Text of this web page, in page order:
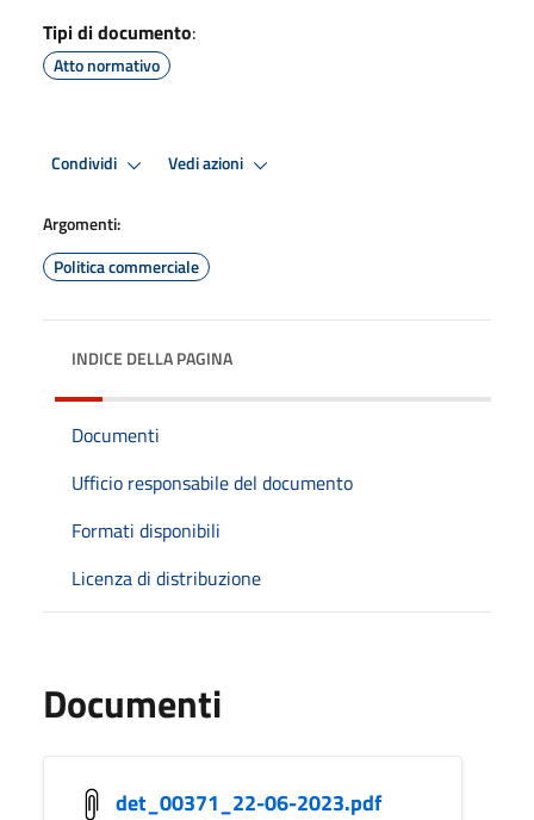
Tipi di documento:
Atto normativo
Condividi Vedi azioni
Argomenti:
Politica commerciale
INDICE DELLA PAGINA
Documenti
Ufficio responsabile del documento
Formati disponibili
Licenza di distribuzione
Documenti
det_00371_22-06-2023.pdf